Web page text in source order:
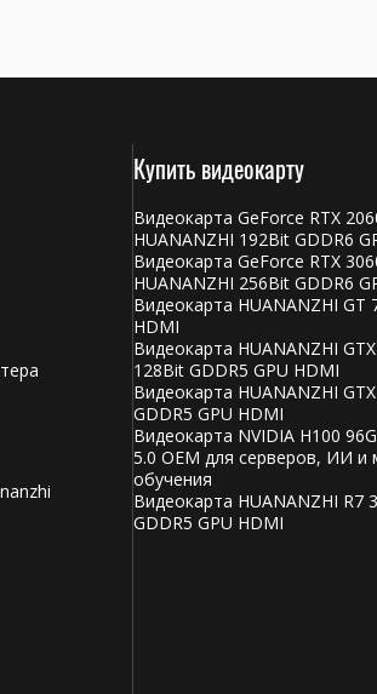
Купить видеокарту
Видеокарта GeForce RTX
HUANANZHI 192Bit GDDR6
Видеокарта GeForce RTX
HUANANZHI 256Bit GDDR6
Видеокарта HUANANZHI GT
HDMI
Видеокарта HUANANZHI
128Bit GDDR5 GPU HDMI
Видеокарта HUANANZHI
GDDR5 GPU HDMI
Видеокарта NVIDIA H100
5.0 OEM для серверов, ИИ и
обучения
Видеокарта HUANANZHI R7
GDDR5 GPU HDMI